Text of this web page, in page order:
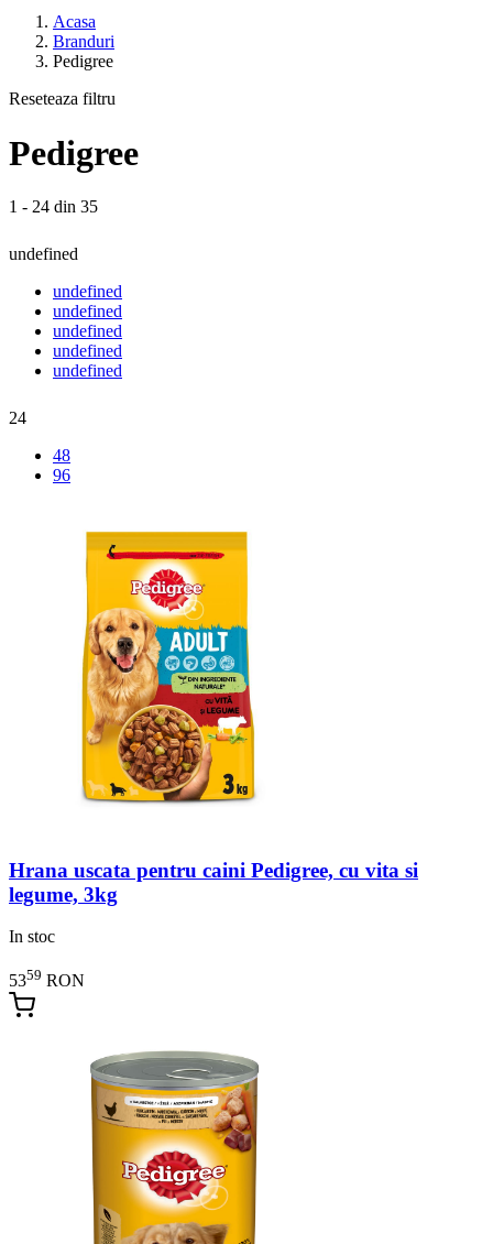
Acasa
Branduri
Pedigree
Reseteaza filtru
Pedigree
1 - 24 din 35
undefined
undefined
undefined
undefined
undefined
undefined
24
48
96
Hrana uscata pentru caini Pedigree, cu vita si
legume, 3kg
In stoc
5359 RON